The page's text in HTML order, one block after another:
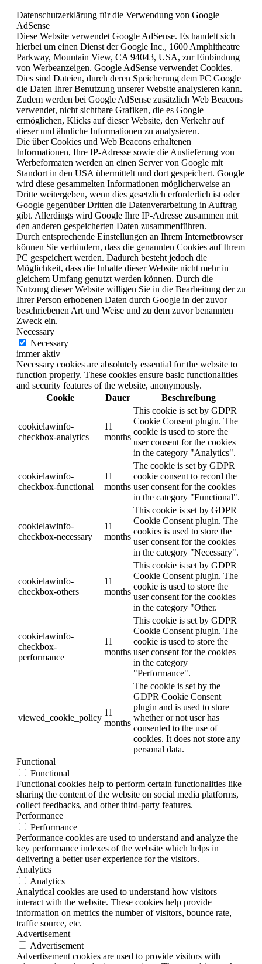
Datenschutzerklärung für die Verwendung von Google
AdSense
Diese Website verwendet Google AdSense. Es handelt sich
hierbei um einen Dienst der Google Inc., 1600 Amphitheatre
Parkway, Mountain View, CA 94043, USA, zur Einbindung
von Werbeanzeigen. Google AdSense verwendet Cookies.
Dies sind Dateien, durch deren Speicherung dem PC Google
die Daten Ihrer Benutzung unserer Website analysieren kann.
Zudem werden bei Google AdSense zusätzlich Web Beacons
verwendet, nicht sichtbare Grafiken, die es Google
ermöglichen, Klicks auf dieser Website, den Verkehr auf
dieser und ähnliche Informationen zu analysieren.
Die über Cookies und Web Beacons erhaltenen
Informationen, Ihre IP-Adresse sowie die Auslieferung von
Werbeformaten werden an einen Server von Google mit
Standort in den USA übermittelt und dort gespeichert. Google
wird diese gesammelten Informationen möglicherweise an
Dritte weitergeben, wenn dies gesetzlich erforderlich ist oder
Google gegenüber Dritten die Datenverarbeitung in Auftrag
gibt. Allerdings wird Google Ihre IP-Adresse zusammen mit
den anderen gespeicherten Daten zusammenführen.
Durch entsprechende Einstellungen an Ihrem Internetbrowser
können Sie verhindern, dass die genannten Cookies auf Ihrem
PC gespeichert werden. Dadurch besteht jedoch die
Möglichkeit, dass die Inhalte dieser Website nicht mehr in
gleichem Umfang genutzt werden können. Durch die
Nutzung dieser Website willigen Sie in die Bearbeitung der zu
Ihrer Person erhobenen Daten durch Google in der zuvor
beschriebenen Art und Weise und zu dem zuvor benannten
Zweck ein.
Necessary
Necessary
immer aktiv
Necessary cookies are absolutely essential for the website to
function properly. These cookies ensure basic functionalities
and security features of the website, anonymously.
Cookie
Dauer Beschreibung
cookielawinfo-
checkbox-analytics
11
months
This cookie is set by GDPR
Cookie Consent plugin. The
cookie is used to store the
user consent for the cookies
in the category "Analytics".
cookielawinfo-
checkbox-functional
11
months
The cookie is set by GDPR
cookie consent to record the
user consent for the cookies
in the category "Functional".
cookielawinfo-
checkbox-necessary
11
months
This cookie is set by GDPR
Cookie Consent plugin. The
cookies is used to store the
user consent for the cookies
in the category "Necessary".
cookielawinfo-
checkbox-others
11
months
This cookie is set by GDPR
Cookie Consent plugin. The
cookie is used to store the
user consent for the cookies
in the category "Other.
cookielawinfo-
checkbox-
performance
11
months
This cookie is set by GDPR
Cookie Consent plugin. The
cookie is used to store the
user consent for the cookies
in the category
"Performance".
viewed_cookie_policy
11
months
The cookie is set by the
GDPR Cookie Consent
plugin and is used to store
whether or not user has
consented to the use of
cookies. It does not store any
personal data.
Functional
Functional
Functional cookies help to perform certain functionalities like
sharing the content of the website on social media platforms,
collect feedbacks, and other third-party features.
Performance
Performance
Performance cookies are used to understand and analyze the
key performance indexes of the website which helps in
delivering a better user experience for the visitors.
Analytics
Analytics
Analytical cookies are used to understand how visitors
interact with the website. These cookies help provide
information on metrics the number of visitors, bounce rate,
traffic source, etc.
Advertisement
Advertisement
Advertisement cookies are used to provide visitors with